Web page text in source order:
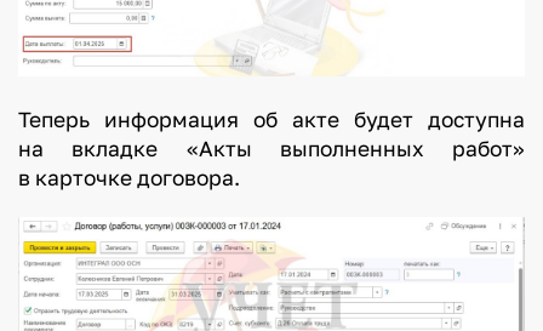
Теперь информация об акте будет доступна
на вкладке «Акты выполненных работ»
в карточке договора.